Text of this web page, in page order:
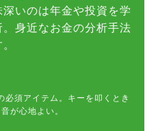
いのは年金や投資を学
身近なお金の分析手法
必須アイテム。キーを叩くとき
が心地よい。